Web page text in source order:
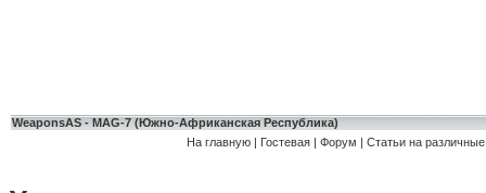
WeaponsAS - MAG-7 (Южно-Африканская Республика)
На главную| Гостевая| Форум | Статьи на